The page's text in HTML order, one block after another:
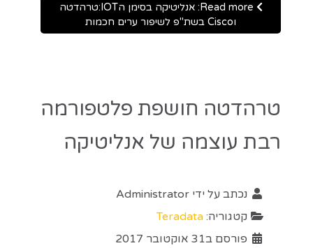
Read more: אנליטיקה בסימן הIOT:טרהדטה
וCisco בשת"פ לשיפור ערים חכמות
טרהדטה חושפת פלטפורמה
רבת עוצמה של אנליטיקה
נכתב על ידי Administrator
קטגוריה: Teradata
פורסם ב31 אוקטובר 2017